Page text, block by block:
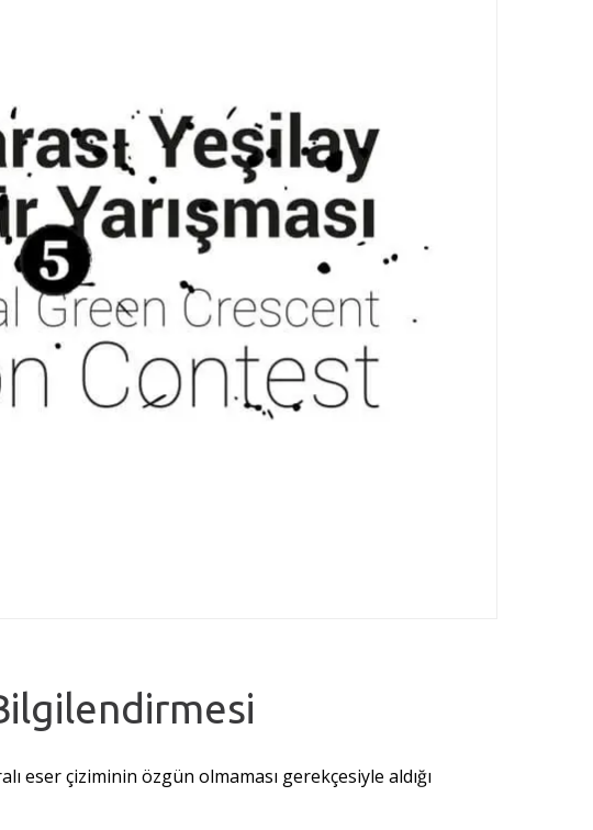
eser çiziminin özgün olmaması gerekçesiyle aldığı